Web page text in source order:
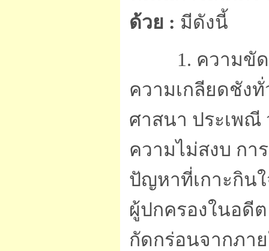
ด้วย : มีดังนี้
1. ความขัดแย้
ความเกลียดชัง
ศาสนา ประเพณี
ความไม่สงบ กา
ปัญหาที่เกาะกิน
ผู้ปกครองในอดี
กัดกร่อนจากภา